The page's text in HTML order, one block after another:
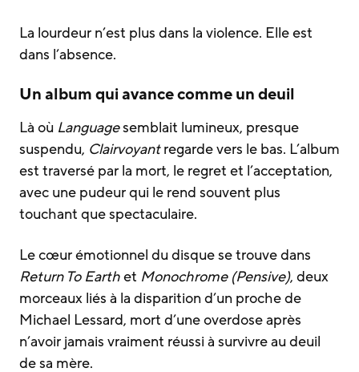
La lourdeur n’est plus dans la violence. Elle est
dans l’absence.
Un album qui avance comme un deuil
Là où Languagesemblait lumineux, presque
suspendu, Clairvoyantregarde vers le bas. L’album
est traversé par la mort, le regret et l’acceptation,
avec une pudeur qui le rend souvent plus
touchant que spectaculaire.
Le cœur émotionnel du disque se trouve dans
Return To Earthet Monochrome (Pensive), deux
morceaux liés à la disparition d’un proche de
Michael Lessard, mort d’une overdose après
n’avoir jamais vraiment réussi à survivre au deuil
de sa mère.